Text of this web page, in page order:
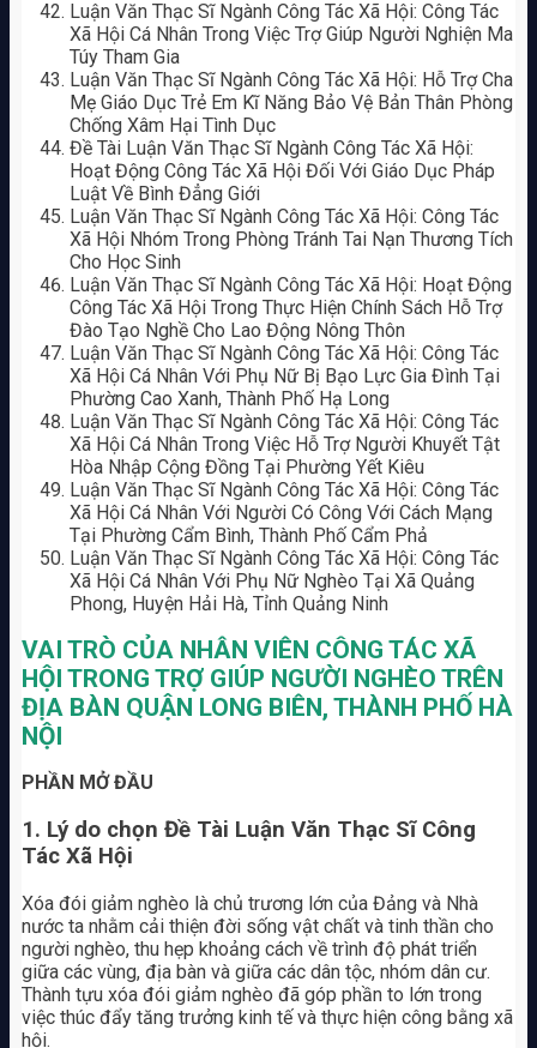
Luận Văn Thạc Sĩ Ngành Công Tác Xã Hội: Công Tác
Xã Hội Cá Nhân Trong Việc Trợ Giúp Người Nghiện Ma
Túy Tham Gia
Luận Văn Thạc Sĩ Ngành Công Tác Xã Hội: Hỗ Trợ Cha
Mẹ Giáo Dục Trẻ Em Kĩ Năng Bảo Vệ Bản Thân Phòng
Chống Xâm Hại Tình Dục
Đề Tài Luận Văn Thạc Sĩ Ngành Công Tác Xã Hội:
Hoạt Động Công Tác Xã Hội Đối Với Giáo Dục Pháp
Luật Về Bình Đẳng Giới
Luận Văn Thạc Sĩ Ngành Công Tác Xã Hội: Công Tác
Xã Hội Nhóm Trong Phòng Tránh Tai Nạn Thương Tích
Cho Học Sinh
Luận Văn Thạc Sĩ Ngành Công Tác Xã Hội: Hoạt Động
Công Tác Xã Hội Trong Thực Hiện Chính Sách Hỗ Trợ
Đào Tạo Nghề Cho Lao Động Nông Thôn
Luận Văn Thạc Sĩ Ngành Công Tác Xã Hội: Công Tác
Xã Hội Cá Nhân Với Phụ Nữ Bị Bạo Lực Gia Đình Tại
Phường Cao Xanh, Thành Phố Hạ Long
Luận Văn Thạc Sĩ Ngành Công Tác Xã Hội: Công Tác
Xã Hội Cá Nhân Trong Việc Hỗ Trợ Người Khuyết Tật
Hòa Nhập Cộng Đồng Tại Phường Yết Kiêu
Luận Văn Thạc Sĩ Ngành Công Tác Xã Hội: Công Tác
Xã Hội Cá Nhân Với Người Có Công Với Cách Mạng
Tại Phường Cẩm Bình, Thành Phố Cẩm Phả
Luận Văn Thạc Sĩ Ngành Công Tác Xã Hội: Công Tác
Xã Hội Cá Nhân Với Phụ Nữ Nghèo Tại Xã Quảng
Phong, Huyện Hải Hà, Tỉnh Quảng Ninh
VAI TRÒ CỦA NHÂN VIÊN CÔNG TÁC XÃ
HỘI TRONG TRỢ GIÚP NGƯỜI NGHÈO TRÊN
ĐỊA BÀN QUẬN LONG BIÊN, THÀNH PHỐ HÀ
NỘI
PHẦN MỞ ĐẦU
1. Lý do chọn Đề Tài Luận Văn Thạc Sĩ Công
Tác Xã Hội
Xóa đói giảm nghèo là chủ trương lớn của Đảng và Nhà
nước ta nhằm cải thiện đời sống vật chất và tinh thần cho
người nghèo, thu hẹp khoảng cách về trình độ phát triển
giữa các vùng, địa bàn và giữa các dân tộc, nhóm dân cư.
Thành tựu xóa đói giảm nghèo đã góp phần to lớn trong
việc thúc đẩy tăng trưởng kinh tế và thực hiện công bằng xã
hội.